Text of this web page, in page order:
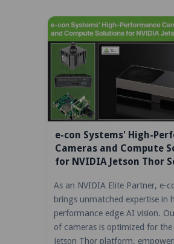
e-con Systems' High-
Cameras and Compute
for NVIDIA Jetson Thor
As an NVIDIA Elite Partner, e-
brings unmatched expertise in
performance edge AI vision.
of cameras is optimized for the
Jetson Thor platform,